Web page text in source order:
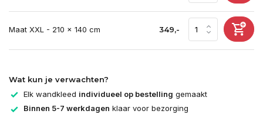
Maat XXL - 210 x 140 cm 349,-
Wat kun je verwachten?
Elk wandkleed individueel op bestelling gemaakt
Binnen 5-7 werkdagen klaar voor bezorging